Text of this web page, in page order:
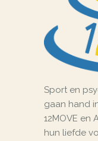
Sport en
gaan hand
12MOVE en
hun liefde